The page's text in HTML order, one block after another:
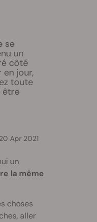
se
un
côté
jour,
toute
être
20 Apr 2021
un
la même
choses
aller